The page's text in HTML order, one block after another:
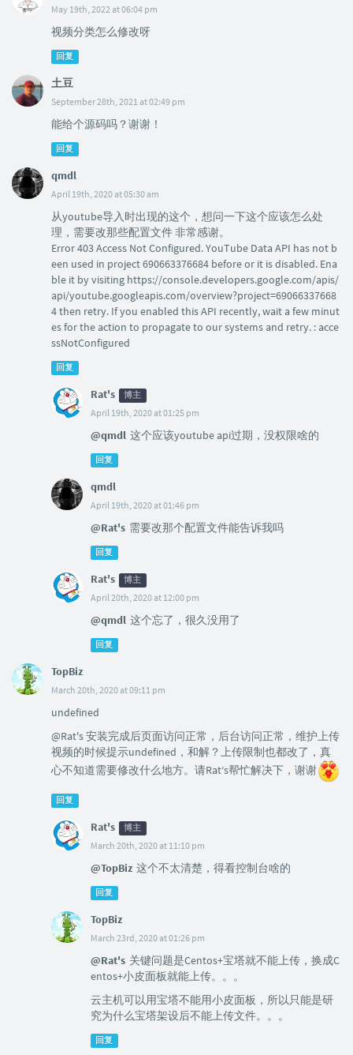
May 19th, 2022 at 06:04 pm
视频分类怎么修改呀
回复
土豆
September 28th, 2021 at 02:49 pm
能给个源码吗？谢谢！
回复
qmdl
April 19th, 2020 at 05:30 am
从youtube导入时出现的这个，想问一下这个应该怎么处
理，需要改那些配置文件 非常感谢。
Error 403 Access Not Configured. YouTube Data API has not b
een used in project 690663376684 before or it is disabled. Ena
ble it by visiting https://console.developers.google.com/apis/
api/youtube.googleapis.com/overview?project=69066337668
4 then retry. If you enabled this API recently, wait a few minut
es for the action to propagate to our systems and retry. : acce
ssNotConfigured
回复
Rat's 博主
April 19th, 2020 at 01:25 pm
@qmdl 这个应该youtube api过期，没权限啥的
回复
qmdl
April 19th, 2020 at 01:46 pm
@Rat's 需要改那个配置文件能告诉我吗
回复
Rat's 博主
April 20th, 2020 at 12:00 pm
@qmdl 这个忘了，很久没用了
回复
TopBiz
March 20th, 2020 at 09:11 pm
undefined
@Rat's 安装完成后页面访问正常，后台访问正常，维护上传
视频的时候提示undefined，和解？上传限制也都改了，真
心不知道需要修改什么地方。请Rat‘s帮忙解决下，谢谢
回复
Rat's 博主
March 20th, 2020 at 11:10 pm
@TopBiz 这个不太清楚，得看控制台啥的
回复
TopBiz
March 23rd, 2020 at 01:26 pm
@Rat's 关键问题是Centos+宝塔就不能上传，换成C
entos+小皮面板就能上传。。。
云主机可以用宝塔不能用小皮面板，所以只能是研
究为什么宝塔架设后不能上传文件。。。
回复